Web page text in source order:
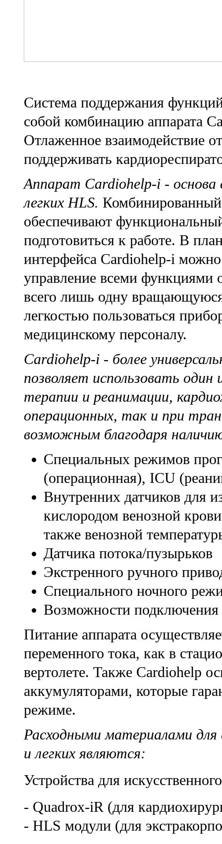
Система поддержания
собой комбинацию аппарата
Отлаженное взаимодействие
поддерживать
Аппарат Cardiohelp-i -
легких HLS.
обеспечивают
подготовиться к работе. В
интерфейса Cardiohelp-i
управление всеми функциями
всего лишь одну
легкостью пользоваться
медицинскому персоналу.
Cardiohelp-i - более
позволяет использовать
терапии и реанимации,
операционных, так и при
возможным благодаря
Специальных режимов
(операционная), ICU
Внутренних датчиков для
кислородом венозной
также венозной
Датчика потока/пузырьков
Экстренного ручного
Специального ночного
Возможности подключения
Питание аппарата
переменного тока, как в
вертолете. Также Cardiohelp
аккумуляторами, которые
режиме.
Расходными материалами
и легких являются:
Устройства для
- Quadrox-iR (для
- HLS модули (для